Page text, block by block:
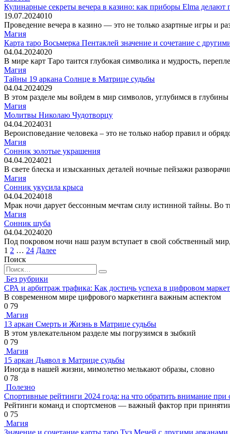
Кулинарные секреты вечера в казино: как приборы Elma
19.07.2024010
Проведение вечера в казино — это не только азартные игры и
Магия
Карта таро Восьмерка Пентаклей значение и сочетание с
04.04.2024020
В мире карт Таро таится глубокая символика и мудрость,
Магия
Тайны 19 аркана Солнце в Матрице судьбы
04.04.2024029
В этом разделе мы войдем в мир символов, углубимся в
Магия
Молитвы Николаю Чудотворцу
04.04.2024031
Вероисповедание человека – это не только набор правил и
Магия
Сонник золотые украшения
04.04.2024021
В свете блеска и изысканных деталей ночные пейзажи
Магия
Сонник укусила крыса
04.04.2024018
Мрак ночи дарует бессонным мечтам силу истинной тайны. Во
Магия
Сонник шуба
04.04.2024020
Под покровом ночи наш разум вступает в свой собственный мир,
Пагинация
записей
1 2 … 24 Далее
Поиск
Search
for:
Без рубрики
СРА и арбитраж трафика: Как достичь успеха в цифровом
В современном мире цифрового маркетинга важным аспектом
0 79
Магия
13 аркан Смерть и Жизнь в Матрице судьбы
В этом увлекательном разделе мы погрузимся в зыбкий
0 79
Магия
15 аркан Дьявол в Матрице судьбы
Иногда в нашей жизни, мимолетно мелькают образы, словно
0 78
Полезно
Спортивные рейтинги 2024 года: на что обратить внимание при
Рейтинги команд и спортсменов — важный фактор при
0 75
Магия
Значение и сочетание карты таро Туз Мечей с другими арканами